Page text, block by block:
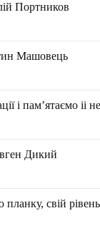
Портников
Машовець
і памʼятаємо іі
Дикий
свій